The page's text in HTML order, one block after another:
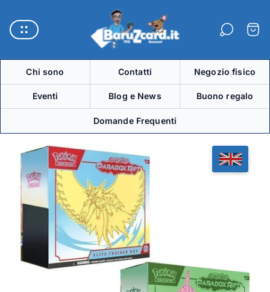
del
negozio"
Chi sono Contatti Negozio fisico
Eventi Blog e News Buono regalo
Domande Frequenti